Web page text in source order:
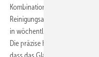
Kombination mit dem
Reinigungsaufwand erheblich
in wöchentlichen Intervallen,
Die präzise Kalibrierung der